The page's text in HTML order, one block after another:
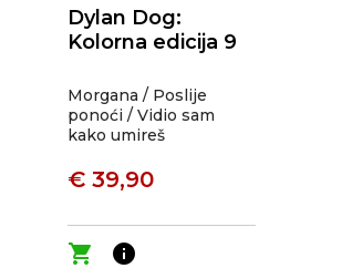
Dylan Dog:
Kolorna edicija 9
Morgana / Poslije
ponoći / Vidio sam
kako umireš
€ 39,90
shopping_cart info